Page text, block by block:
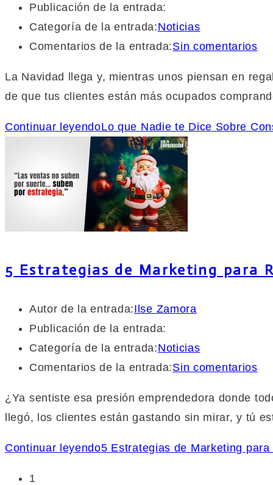
Publicación de la entrada:
Categoría de la entrada:Noticias
Comentarios de la entrada:Sin comentarios
La Navidad llega y, mientras unos piensan en
de que tus clientes están más ocupados
Continuar leyendoLo que Nadie te Dice Sobre
5 Estrategias de Marketing para
Autor de la entrada:Ilse Zamora
Publicación de la entrada:
Categoría de la entrada:Noticias
Comentarios de la entrada:Sin comentarios
¿Ya sentiste esa presión emprendedora donde
llegó, los clientes están gastando sin mirar, y tú
Continuar leyendo5 Estrategias de Marketing
1